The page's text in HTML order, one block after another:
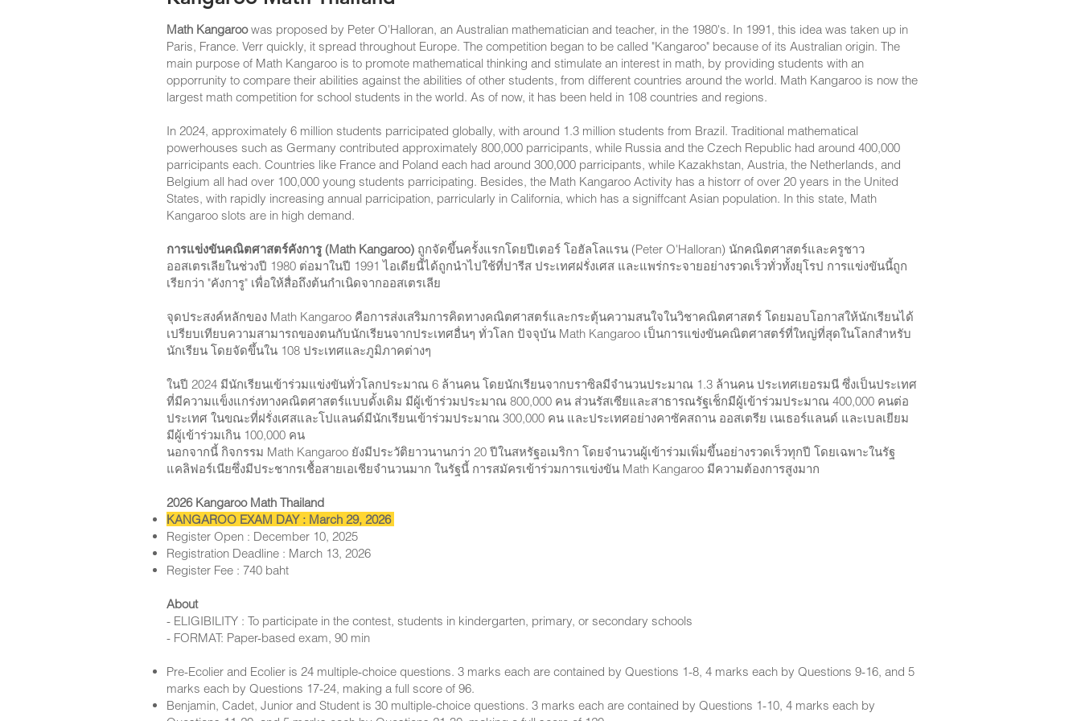
Math Kangaroowas proposed by Peter O'Halloran, an Australian mathematician and teacher, in the 1980's. In 1991, this idea was taken up in
Paris, France. Verr quickly, it spread throughout Europe. The competition began to be called "Kangaroo" because of its Australian origin. The
main purpose of Math Kangaroo is to promote mathematical thinking and stimulate an interest in math, by providing students with an
opporrunity to compare their abilities against the abilities of other students, from different countries around the world. Math Kangaroo is now the
largest math competition for school students in the world. As of now, it has been held in 108 countries and regions.
In 2024, approximately 6 million students parricipated globally, with around 1.3 million students from Brazil. Traditional mathematical
powerhouses such as Germany contributed approximately 800,000 parricipants, while Russia and the Czech Republic had around 400,000
parricipants each. Countries like France and Poland each had around 300,000 parricipants, while Kazakhstan, Austria, the Netherlands, and
Belgium all had over 100,000 young students parricipating. Besides, the Math Kangaroo Activity has a historr of over 20 years in the United
States, with rapidly increasing annual parricipation, parricularly in California, which has a signiffcant Asian population. In this state, Math
Kangaroo slots are in high demand.
การแข่งขันคณิตศาสตร์คังการู (Math Kangaroo) ถูกจัดขึ้นครั้งแรกโดยปีเตอร์ โอฮัลโลแรน (Peter O'Halloran) นักคณิตศาสตร์และครูชาว
ออสเตรเลียในช่วงปี 1980 ต่อมาในปี 1991 ไอเดียนี้ได้ถูกนำไปใช้ที่ปารีส ประเทศฝรั่งเศส และแพร่กระจายอย่างรวดเร็วทั่วทั้งยุโรป การแข่งขันนี้ถูก
เรียกว่า "คังการู" เพื่อให้สื่อถึงต้นกำเนิดจากออสเตรเลีย
จุดประสงค์หลักของ Math Kangaroo คือการส่งเสริมการคิดทางคณิตศาสตร์และกระตุ้นความสนใจในวิชาคณิตศาสตร์ โดยมอบโอกาสให้นักเรียนได้
เปรียบเทียบความสามารถของตนกับนักเรียนจากประเทศอื่นๆ ทั่วโลก ปัจจุบัน Math Kangaroo เป็นการแข่งขันคณิตศาสตร์ที่ใหญ่ที่สุดในโลกสำหรับ
นักเรียน โดยจัดขึ้นใน 108 ประเทศและภูมิภาคต่างๆ
ในปี 2024 มีนักเรียนเข้าร่วมแข่งขันทั่วโลกประมาณ 6 ล้านคน โดยนักเรียนจากบราซิลมีจำนวนประมาณ 1.3 ล้านคน ประเทศเยอรมนี ซึ่งเป็นประเทศ
ที่มีความแข็งแกร่งทางคณิตศาสตร์แบบดั้งเดิม มีผู้เข้าร่วมประมาณ 800,000 คน ส่วนรัสเซียและสาธารณรัฐเช็กมีผู้เข้าร่วมประมาณ 400,000 คนต่อ
ประเทศ ในขณะที่ฝรั่งเศสและโปแลนด์มีนักเรียนเข้าร่วมประมาณ 300,000 คน และประเทศอย่างคาซัคสถาน ออสเตรีย เนเธอร์แลนด์ และเบลเยียม
มีผู้เข้าร่วมเกิน 100,000 คน
นอกจากนี้ กิจกรรม Math Kangaroo ยังมีประวัติยาวนานกว่า 20 ปีในสหรัฐอเมริกา โดยจำนวนผู้เข้าร่วมเพิ่มขึ้นอย่างรวดเร็วทุกปี โดยเฉพาะในรัฐ
แคลิฟอร์เนียซึ่งมีประชากรเชื้อสายเอเชียจำนวนมาก ในรัฐนี้ การสมัครเข้าร่วมการแข่งขัน Math Kangaroo มีความต้องการสูงมาก
2026 Kangaroo Math Thailand
KANGAROO EXAM DAY : March 29, 2026
Register Open : December 10, 2025
Registration Deadline : March 13, 2026
Register Fee : 740 baht
About
- ELIGIBILITY : To participate in the contest, students in kindergarten, primary, or secondary schools
- FORMAT: Paper-based exam, 90 min
Pre-Ecolier and Ecolier is 24 multiple-choice questions. 3 marks each are contained by Questions 1-8, 4 marks each by Questions 9-16, and 5
marks each by Questions 17-24, making a full score of 96.
Benjamin, Cadet, Junior and Student is 30 multiple-choice questions. 3 marks each are contained by Questions 1-10, 4 marks each by